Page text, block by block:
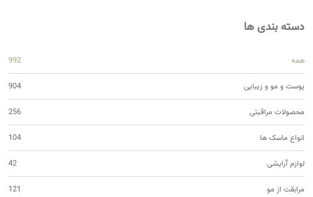
دسته بندی ها
همه 992
پوست و مو و زیبایی 904
محصولات مراقبتی 256
انواع ماسک ها 104
لوازم آرایشی 42
مرابقت از مو 121